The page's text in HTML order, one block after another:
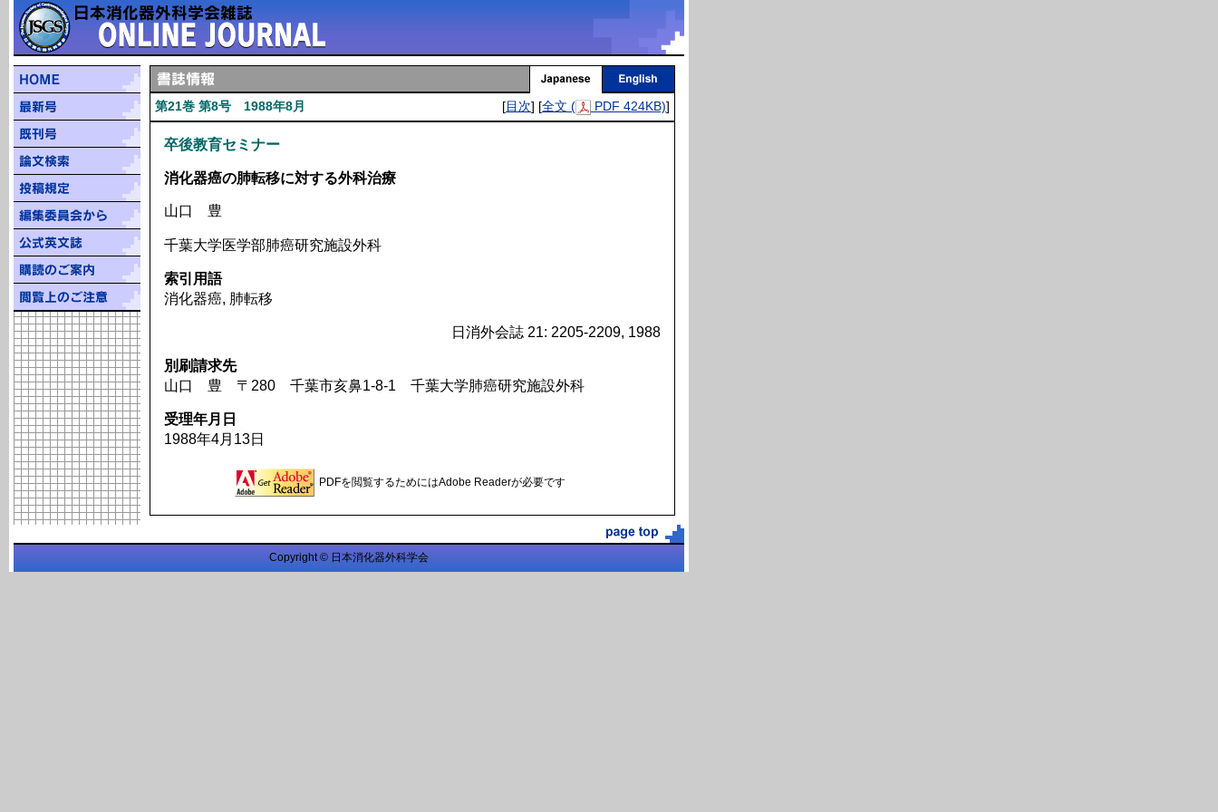
第21巻 第8号 1988年8月 [目次] [全文 ( PDF 424KB)]
卒後教育セミナー
消化器癌の肺転移に対する外科治療
山口 豊
千葉大学医学部肺癌研究施設外科
索引用語
消化器癌, 肺転移
日消外会誌 21: 2205-2209, 1988
別刷請求先
山口 豊 〒280 千葉市亥鼻1-8-1 千葉大学肺癌研究施設外科
受理年月日
1988年4月13日
PDFを閲覧するためにはAdobe Readerが必要です
Copyright © 日本消化器外科学会